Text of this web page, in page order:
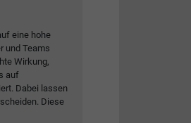
eine hohe
und Teams
Wirkung,
auf
Dabei lassen
Diese